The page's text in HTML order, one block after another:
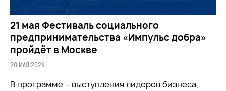
21 мая Фестиваль социального
предпринимательства «Импульс добра»
пройдёт в Москве
20 МАЯ 2026
В программе – выступления лидеров бизнеса,